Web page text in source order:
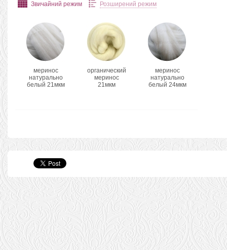
Звичайний режим Розширений режим
меринос
натурально
белый 21мкм
органический
меринос
21мкм
меринос
натурально
белый 24мкм